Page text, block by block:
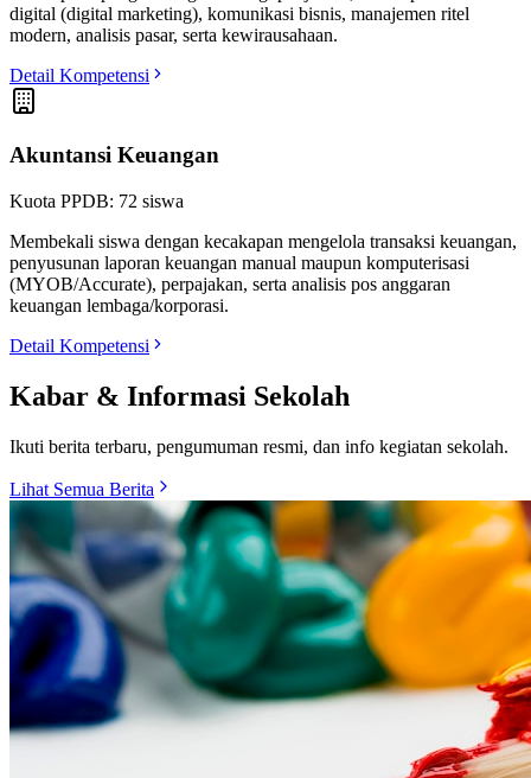
digital (digital marketing), komunikasi bisnis, manajemen ritel
modern, analisis pasar, serta kewirausahaan.
Detail Kompetensi
Akuntansi Keuangan
Kuota PPDB: 72 siswa
Membekali siswa dengan kecakapan mengelola transaksi keuangan,
penyusunan laporan keuangan manual maupun komputerisasi
(MYOB/Accurate), perpajakan, serta analisis pos anggaran
keuangan lembaga/korporasi.
Detail Kompetensi
Kabar & Informasi Sekolah
Ikuti berita terbaru, pengumuman resmi, dan info kegiatan sekolah.
Lihat Semua Berita